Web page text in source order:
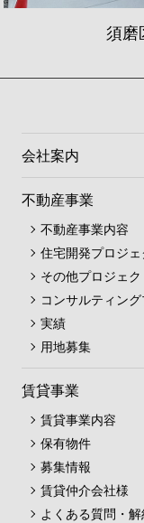
須磨
会社案内
不動産事業
不動産事業内容
住宅開発プロジェ
その他プロジェク
コンサルティン
実績
用地募集
賃貸事業
賃貸事業内容
保有物件
募集情報
賃貸仲介会社様
よくある質問・